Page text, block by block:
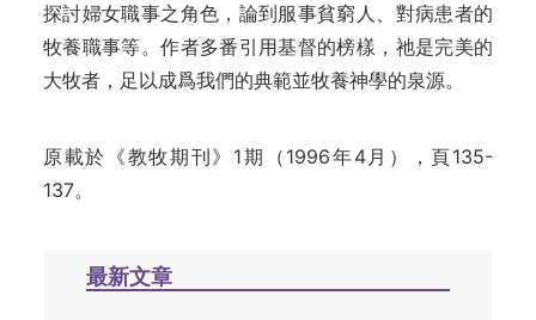
探討婦女職事之角色， 論到服事貧窮 人、 對病患者的
牧養職事等。作者多番引用基督的榜樣，祂是完美的
大牧者，足以成爲我們的典範並牧養神學的泉源。
原載於《教牧期刊》1期（1996年4月），頁135-
137。
最新文章